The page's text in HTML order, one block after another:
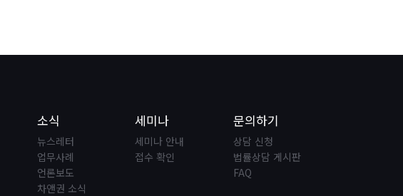
소식
뉴스레터
업무사례
언론보도
차앤권 소식
세미나
세미나 안내
접수 확인
문의하기
상담 신청
법률상담 게시판
FAQ